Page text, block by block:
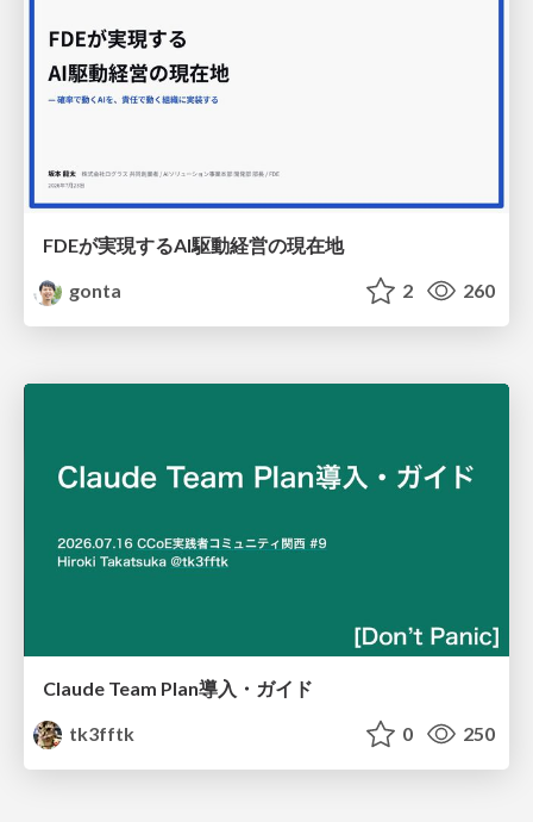
FDEが実現するAI駆動経営の現在地
gonta
2 260
Claude Team Plan導入・ガイド
tk3fftk
0 250